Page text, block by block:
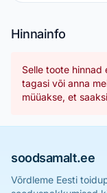
Hinnainfo
Selle toote hinnad
tagasi või anna
müüakse, et
soodsamalt.ee
Võrdleme Eesti